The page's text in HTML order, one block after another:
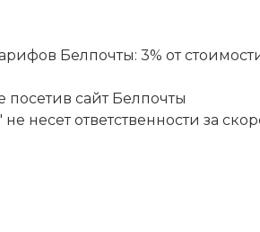
Белпочты: 3% от стоимости
посетив сайт Белпочты
несет ответственности за